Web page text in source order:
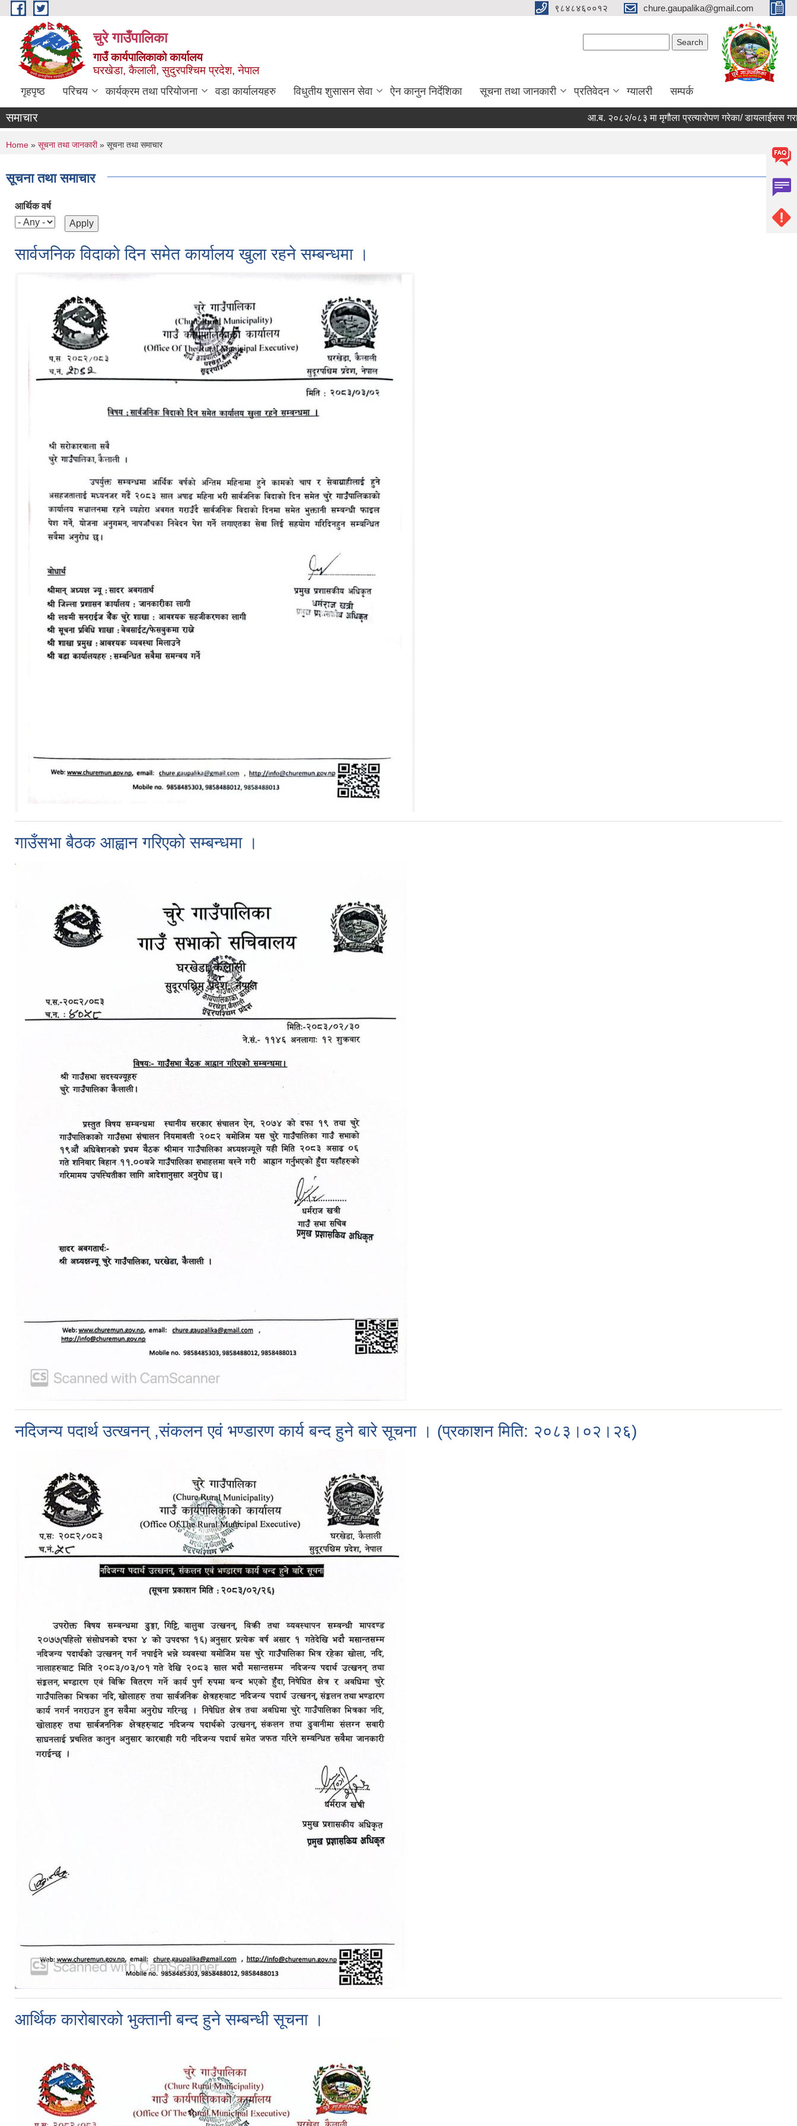
Skip to main content ९८४८४६००१२ chure.gaupalika@gmail.com
चुरे गाउँपालिका
गाउँ कार्यपालिकाको कार्यालय
घरखेडा, कैलाली, सुदुरपश्चिम प्रदेश, नेपाल
गृहपृष्ठ परिचय कार्यक्रम तथा परियोजना वडा कार्यालयहरु विधुतीय शुसासन सेवा ऐन कानुन निर्देशिका सूचना तथा जानकारी प्रतिवेदन ग्यालरी सम्पर्क
समाचार आ.ब. २०८२/०८३ मा मृगौला प्रत्यारोपण गरेका/ डायलाईसस
You are here
Home » सूचना तथा जानकारी» सूचना तथा समाचार
सूचना तथा समाचार
आर्थिक वर्ष
सार्वजनिक विदाकाे दिन समेत कार्यालय खुला रहने सम्बन्धमा ।
गाउँसभा बैठक आह्वान गरिएकाे सम्बन्धमा ।
नदिजन्य पदार्थ उत्खनन् ,संकलन एवं भण्डारण कार्य बन्द हुने बारे सूचना । (प्रकाशन मिति: २०८३।०२।२६)
आर्थिक कारोबारको भुक्तानी बन्द हुने सम्बन्धी सूचना ।